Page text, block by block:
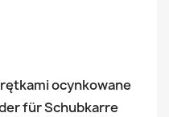
ocynkowane
für Schubkarre